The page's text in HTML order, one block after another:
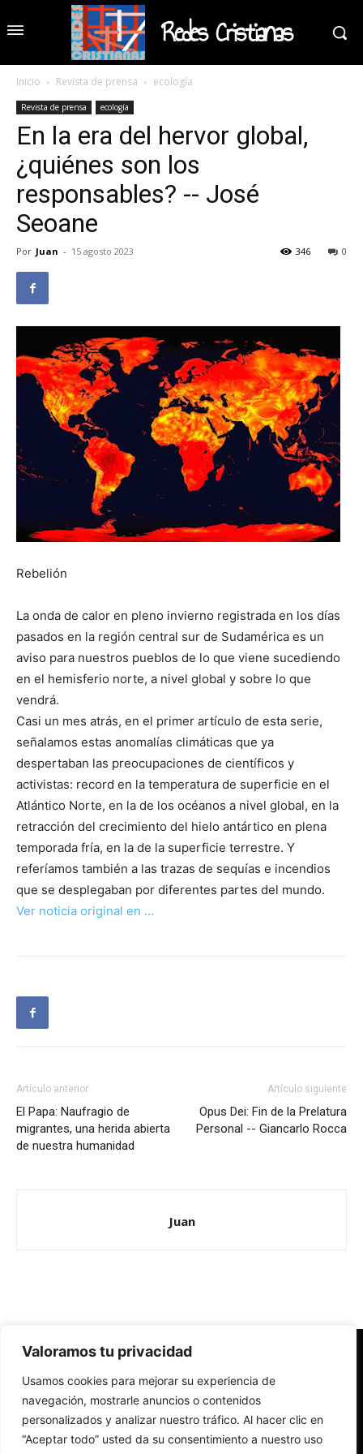
Valoramos tu privacidad
Usamos cookies para mejorar su experiencia de
navegación, mostrarle anuncios o contenidos
personalizados y analizar nuestro tráfico. Al hacer clic en
“Aceptar todo” usted da su consentimiento a nuestro uso
Redes Cristianas
Inicio Revista de prensa ecología
Revista de prensa ecología
En la era del hervor global,
¿quiénes son los
responsables? -- José
Seoane
Por Juan - 15 agosto 2023 0
346
Rebelión
La onda de calor en pleno invierno registrada en los días
pasados en la región central sur de Sudamérica es un
aviso para nuestros pueblos de lo que viene sucediendo
en el hemisferio norte, a nivel global y sobre lo que
vendrá.
Casi un mes atrás, en el primer artículo de esta serie,
señalamos estas anomalías climáticas que ya
despertaban las preocupaciones de científicos y
activistas: record en la temperatura de superficie en el
Atlántico Norte, en la de los océanos a nivel global, en la
retracción del crecimiento del hielo antártico en plena
temporada fría, en la de la superficie terrestre. Y
referíamos también a las trazas de sequías e incendios
que se desplegaban por diferentes partes del mundo.
Ver noticia original en …
Artículo anterior
El Papa: Naufragio de
migrantes, una herida abierta
de nuestra humanidad
Artículo siguiente
Opus Dei: Fin de la Prelatura
Personal -- Giancarlo Rocca
Juan
Redes Cristianas
Una mirada alternativa sobre la Iglesia católica y la sociedad
- Colectivos de Redes Cristianas